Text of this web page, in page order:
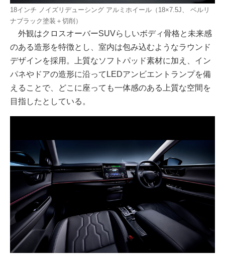
18インチ ノイズリデューシング アルミホイール（18×7.5J、 ベルリ
ナブラック塗装＋切削）
外観はクロスオーバーSUVらしいボディ骨格と未来感
のある造形を特徴とし、室内は包み込むようなラウンド
デザインを採用。上質なソフトパッド素材に加え、イン
パネやドアの造形に沿ってLEDアンビエントランプを備
えることで、どこに座っても一体感のある上質な空間を
目指したとしている。